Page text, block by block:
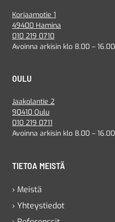
Korjaamotie 1
49400 Hamina
010 219 0710
Avoinna arkisin klo 8.00 – 16.00
OULU
Jaakolantie 2
90410 Oulu
010 219 0711
Avoinna arkisin klo 8.00 – 16.00
TIETOA MEISTÄ
› Meistä
› Yhteystiedot